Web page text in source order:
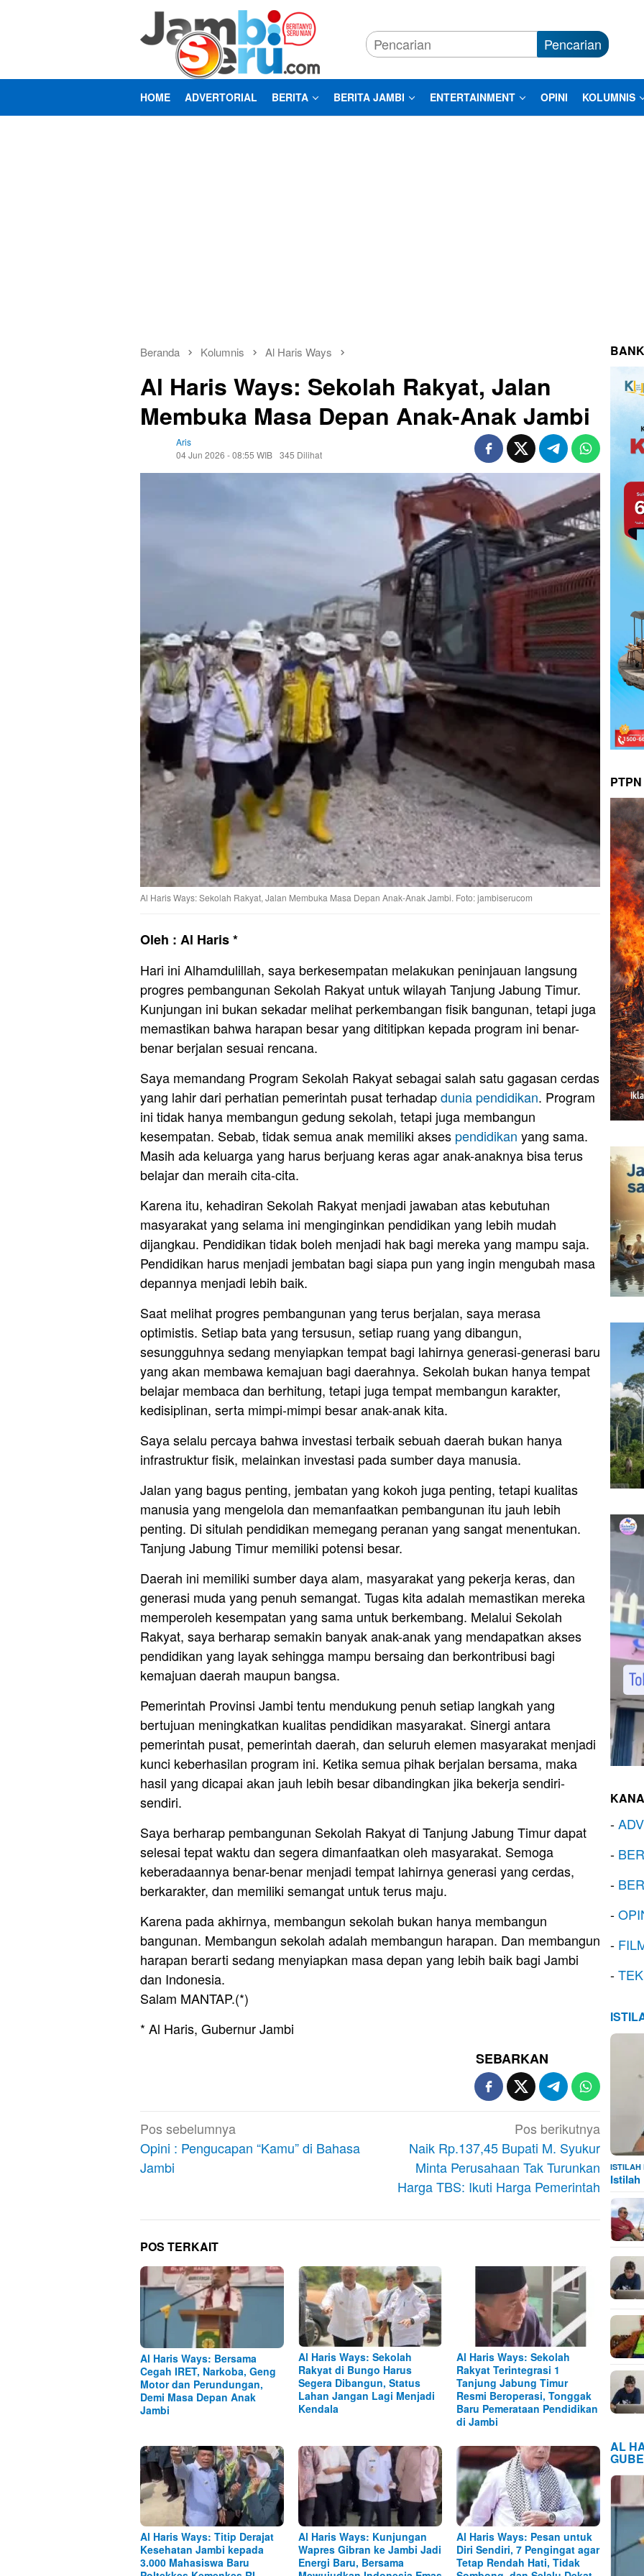
Pencarian
HOME ADVERTORIAL BERITA BERITA JAMBI ENTERTAINMENT OPINI KOLUMNIS
Beranda Kolumnis Al Haris Ways
Al Haris Ways: Sekolah Rakyat, Jalan
Membuka Masa Depan Anak-Anak Jambi
Aris
04 Jun 2026 - 08:55 WIB 345 Dilihat
Al Haris Ways: Sekolah Rakyat, Jalan Membuka Masa Depan Anak-Anak Jambi. Foto: jambiserucom
Oleh : Al Haris *
Hari ini Alhamdulillah, saya berkesempatan melakukan peninjauan langsung
progres pembangunan Sekolah Rakyat untuk wilayah Tanjung Jabung Timur.
Kunjungan ini bukan sekadar melihat perkembangan fisik bangunan, tetapi juga
memastikan bahwa harapan besar yang dititipkan kepada program ini benar-
benar berjalan sesuai rencana.
Saya memandang Program Sekolah Rakyat sebagai salah satu gagasan cerdas
yang lahir dari perhatian pemerintah pusat terhadapdunia pendidikan. Program
ini tidak hanya membangun gedung sekolah, tetapi juga membangun
kesempatan. Sebab, tidak semua anak memiliki akses pendidikan yang sama.
Masih ada keluarga yang harus berjuang keras agar anak-anaknya bisa terus
belajar dan meraih cita-cita.
Karena itu, kehadiran Sekolah Rakyat menjadi jawaban atas kebutuhan
masyarakat yang selama ini menginginkan pendidikan yang lebih mudah
dijangkau. Pendidikan tidak boleh menjadi hak bagi mereka yang mampu saja.
Pendidikan harus menjadi jembatan bagi siapa pun yang ingin mengubah masa
depannya menjadi lebih baik.
Saat melihat progres pembangunan yang terus berjalan, saya merasa
optimistis. Setiap bata yang tersusun, setiap ruang yang dibangun,
sesungguhnya sedang menyiapkan tempat bagi lahirnya generasi-generasi baru
yang akan membawa kemajuan bagi daerahnya. Sekolah bukan hanya tempat
belajar membaca dan berhitung, tetapi juga tempat membangun karakter,
kedisiplinan, serta mimpi-mimpi besar anak-anak kita.
Saya selalu percaya bahwa investasi terbaik sebuah daerah bukan hanya
infrastruktur fisik, melainkan investasi pada sumber daya manusia.
Jalan yang bagus penting, jembatan yang kokoh juga penting, tetapi kualitas
manusia yang mengelola dan memanfaatkan pembangunan itu jauh lebih
penting. Di situlah pendidikan memegang peranan yang sangat menentukan.
Tanjung Jabung Timur memiliki potensi besar.
Daerah ini memiliki sumber daya alam, masyarakat yang pekerja keras, dan
generasi muda yang penuh semangat. Tugas kita adalah memastikan mereka
memperoleh kesempatan yang sama untuk berkembang. Melalui Sekolah
Rakyat, saya berharap semakin banyak anak-anak yang mendapatkan akses
pendidikan yang layak sehingga mampu bersaing dan berkontribusi bagi
kemajuan daerah maupun bangsa.
Pemerintah Provinsi Jambi tentu mendukung penuh setiap langkah yang
bertujuan meningkatkan kualitas pendidikan masyarakat. Sinergi antara
pemerintah pusat, pemerintah daerah, dan seluruh elemen masyarakat menjadi
kunci keberhasilan program ini. Ketika semua pihak berjalan bersama, maka
hasil yang dicapai akan jauh lebih besar dibandingkan jika bekerja sendiri-
sendiri.
Saya berharap pembangunan Sekolah Rakyat di Tanjung Jabung Timur dapat
selesai tepat waktu dan segera dimanfaatkan oleh masyarakat. Semoga
keberadaannya benar-benar menjadi tempat lahirnya generasi yang cerdas,
berkarakter, dan memiliki semangat untuk terus maju.
Karena pada akhirnya, membangun sekolah bukan hanya membangun
bangunan. Membangun sekolah adalah membangun harapan. Dan membangun
harapan berarti sedang menyiapkan masa depan yang lebih baik bagi Jambi
dan Indonesia.
Salam MANTAP.(*)
* Al Haris, Gubernur Jambi
SEBARKAN
Navigasi
pos
Pos sebelumnya
Opini : Pengucapan “Kamu” di Bahasa
Jambi
Pos berikutnya
Naik Rp.137,45 Bupati M. Syukur
Minta Perusahaan Tak Turunkan
Harga TBS: Ikuti Harga Pemerintah
POS TERKAIT
Al Haris Ways: Bersama
Cegah IRET, Narkoba, Geng
Motor dan Perundungan,
Demi Masa Depan Anak
Jambi
Al Haris Ways: Sekolah
Rakyat di Bungo Harus
Segera Dibangun, Status
Lahan Jangan Lagi Menjadi
Kendala
Al Haris Ways: Sekolah
Rakyat Terintegrasi 1
Tanjung Jabung Timur
Resmi Beroperasi, Tonggak
Baru Pemerataan Pendidikan
di Jambi
Al Haris Ways: Titip Derajat
Kesehatan Jambi kepada
3.000 Mahasiswa Baru
Al Haris Ways: Kunjungan
Wapres Gibran ke Jambi Jadi
Energi Baru, Bersama
Al Haris Ways: Pesan untuk
Diri Sendiri, 7 Pengingat agar
Tetap Rendah Hati, Tidak
-
-
-
-
-
-
ISTILAH
Istilah
AL